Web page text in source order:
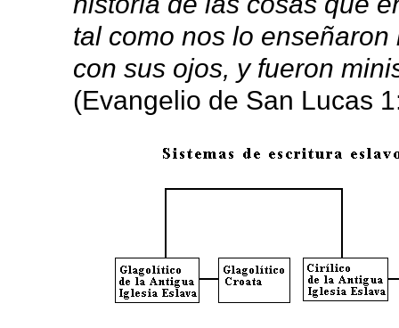
tal como nos lo
con sus ojos, y fueron
(Evangelio de San Lucas